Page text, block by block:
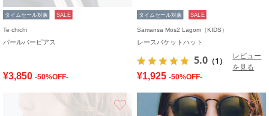
タイムセール対象 SALE
Te chichi
パールバーピアス
¥3,850 -50%OFF-
タイムセール対象 SALE
Samansa Mos2 Lagom（KIDS）
レースバケットハット
5.0 （1）
レビュー
を見る
¥1,925 -50%OFF-
お気に入り